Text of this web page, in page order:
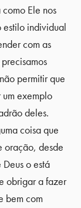
Ele nos
estilo individual
com as
permitir que
um exemplo
deles.
coisa que
oração, desde
o está
obrigar a fazer
bem com